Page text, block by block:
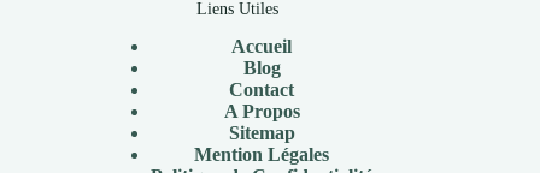
Liens Utiles
Accueil
Blog
Contact
A Propos
Sitemap
Mention Légales